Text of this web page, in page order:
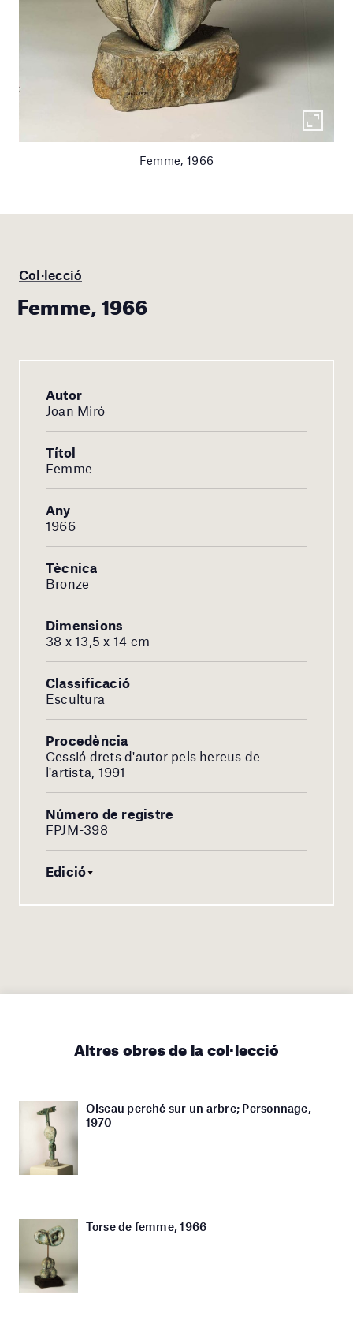
Femme, 1966
Col·lecció
Femme, 1966
Autor
Joan Miró
Títol
Femme
Any
1966
Tècnica
Bronze
Dimensions
38 x 13,5 x 14 cm
Classificació
Escultura
Procedència
Cessió drets d'autor pels hereus de
l'artista, 1991
Número de registre
FPJM-398
Edició
Altres obres de la col·lecció
Oiseau perché sur un arbre; Personnage,
1970
Torse de femme, 1966